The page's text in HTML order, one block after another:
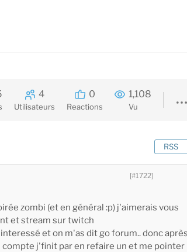
4
Utilisateurs
0
Reactions
1,108
Vu
RSS
[#1722]
zombi (et en général :p) j'aimerais vous
et stream sur twitch
et on m'as dit go forum.. donc
j'finit par en refaire un et me pointer